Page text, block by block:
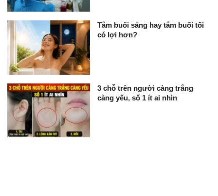
Tắm buổi sáng hay tắm buổi tối
có lợi hơn?
3 chỗ trên người càng trắng
càng yếu, số 1 ít ai nhìn